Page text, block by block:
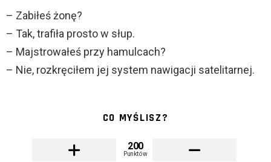
– Zabiłeś żonę?
– Tak, trafiła prosto w słup.
– Majstrowałeś przy hamulcach?
– Nie, rozkręciłem jej system nawigacji satelitarnej.
CO MYŚLISZ?
200
Punktów